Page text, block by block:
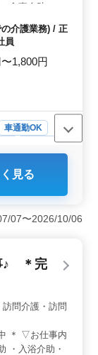
市駅からの
食事介助、排
族との相談、
日から可能◎
迎致します！
す！
介護業務) / 正
員
1,800円
車通勤OK
派遣社員
迎し、車通勤
で柔軟な働
で、アット
や長期勤務
内容＞ 食
作成などの
助言も行い
ポイント＞
。社会保険
す。また利
安心・快適
見る
07〜2026/10/06
♪ ＊完
＊ ▽お仕事内
・入浴介助・